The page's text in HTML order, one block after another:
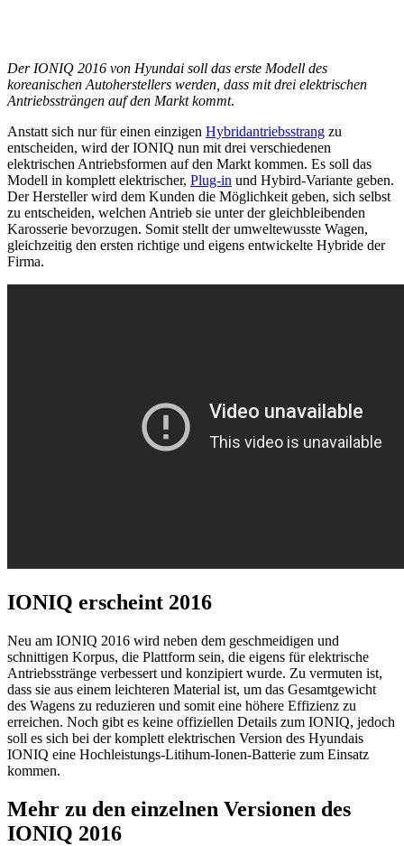
Der IONIQ 2016 von Hyundai soll das erste Modell des
koreanischen Autoherstellers werden, dass mit drei elektrischen
Antriebssträngen auf den Markt kommt.
Anstatt sich nur für einen einzigen Hybridantriebsstrang zu
entscheiden, wird der IONIQ nun mit drei verschiedenen
elektrischen Antriebsformen auf den Markt kommen. Es soll das
Modell in komplett elektrischer, Plug-in und Hybird-Variante geben.
Der Hersteller wird dem Kunden die Möglichkeit geben, sich selbst
zu entscheiden, welchen Antrieb sie unter der gleichbleibenden
Karosserie bevorzugen. Somit stellt der umweltewusste Wagen,
gleichzeitig den ersten richtige und eigens entwickelte Hybride der
Firma.
IONIQ erscheint 2016
Neu am IONIQ 2016 wird neben dem geschmeidigen und
schnittigen Korpus, die Plattform sein, die eigens für elektrische
Antriebsstränge verbessert und konzipiert wurde. Zu vermuten ist,
dass sie aus einem leichteren Material ist, um das Gesamtgewicht
des Wagens zu reduzieren und somit eine höhere Effizienz zu
erreichen. Noch gibt es keine offiziellen Details zum IONIQ, jedoch
soll es sich bei der komplett elektrischen Version des Hyundais
IONIQ eine Hochleistungs-Litihum-Ionen-Batterie zum Einsatz
kommen.
Mehr zu den einzelnen Versionen des
IONIQ 2016